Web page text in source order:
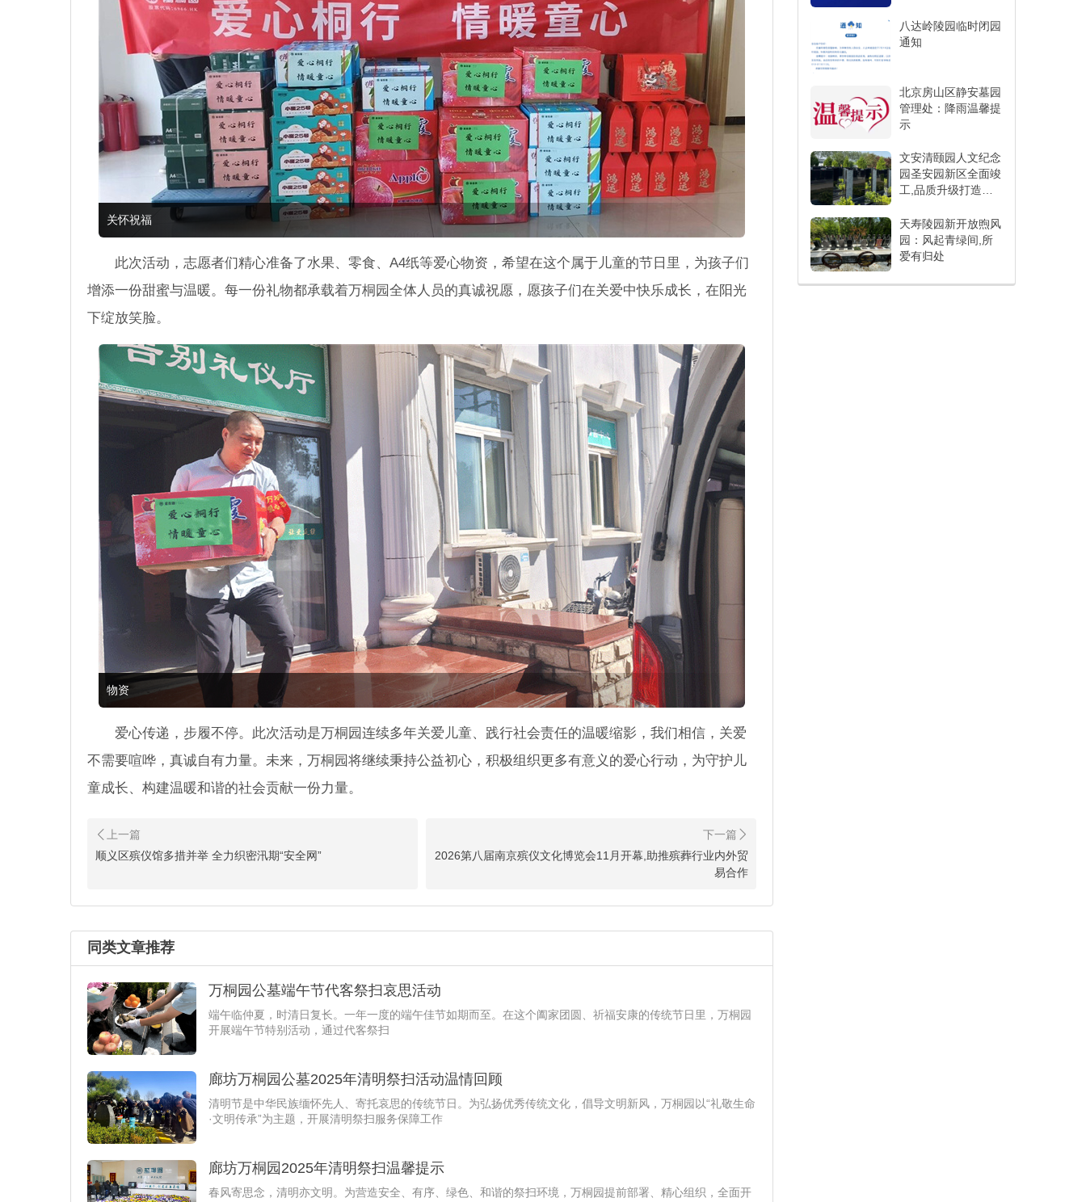
关怀祝福
此次活动，志愿者们精心准备了水果、零食、A4纸等爱心物资，希望在这个属于儿童的节日里，为孩子们
增添一份甜蜜与温暖。每一份礼物都承载着万桐园全体人员的真诚祝愿，愿孩子们在关爱中快乐成长，在阳光
下绽放笑脸。
物资
爱心传递，步履不停。此次活动是万桐园连续多年关爱儿童、践行社会责任的温暖缩影，我们相信，关爱
不需要喧哗，真诚自有力量。未来，万桐园将继续秉持公益初心，积极组织更多有意义的爱心行动，为守护儿
童成长、构建温暖和谐的社会贡献一份力量。
顺义区殡仪馆多措并举 全力织密汛期“安全网”
2026第八届南京殡仪文化博览会11月开幕,助推殡葬行业内外贸
易合作
同类文章推荐
万桐园公墓端午节代客祭扫哀思活动
端午临仲夏，时清日复长。一年一度的端午佳节如期而至。在这个阖家团圆、祈福安康的传统节日里，万桐园
开展端午节特别活动，通过代客祭扫
廊坊万桐园公墓2025年清明祭扫活动温情回顾
清明节是中华民族缅怀先人、寄托哀思的传统节日。为弘扬优秀传统文化，倡导文明新风，万桐园以“礼敬生命
·文明传承”为主题，开展清明祭扫服务保障工作
廊坊万桐园2025年清明祭扫温馨提示
春风寄思念，清明亦文明。为营造安全、有序、绿色、和谐的祭扫环境，万桐园提前部署、精心组织，全面开
八达岭陵园临时闭园
通知
北京房山区静安墓园
管理处：降雨温馨提
示
文安清颐园人文纪念
园圣安园新区全面竣
工,品质升级打造人
天寿陵园新开放煦风
园：风起青绿间,所
爱有归处